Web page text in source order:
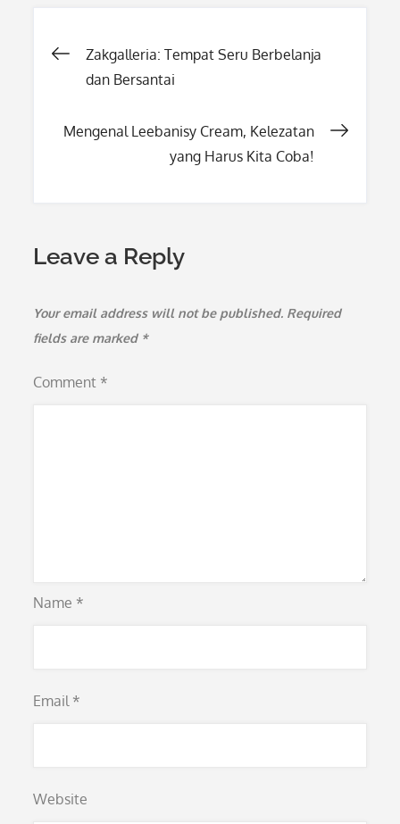
Post
Zakgalleria: Tempat Seru Berbelanja
dan Bersantai
Mengenal Leebanisy Cream, Kelezatan
yang Harus Kita Coba!
Leave a Reply
Your email address will not be published. Required
fields are marked *
Comment *
Name *
Email *
Website